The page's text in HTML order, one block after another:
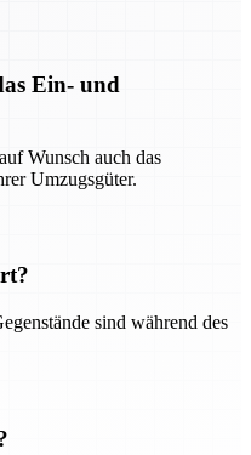
Ein- und
Wunsch auch das
Umzugsgüter.
sind während des